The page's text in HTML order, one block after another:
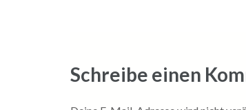
Schreibe einen